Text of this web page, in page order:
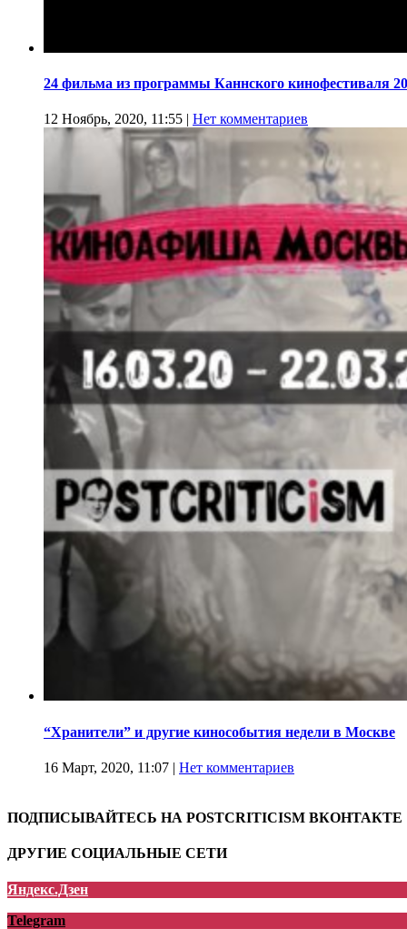
24 фильма из программы Каннского кинофестиваля
12 Ноябрь, 2020, 11:55 | Нет комментариев
“Хранители” и другие кинособытия недели в Москве
16 Март, 2020, 11:07 | Нет комментариев
ПОДПИСЫВАЙТЕСЬ НА POSTCRITICISM ВКОНТАКТЕ
ДРУГИЕ СОЦИАЛЬНЫЕ СЕТИ
Яндекс.Дзен
Telegram